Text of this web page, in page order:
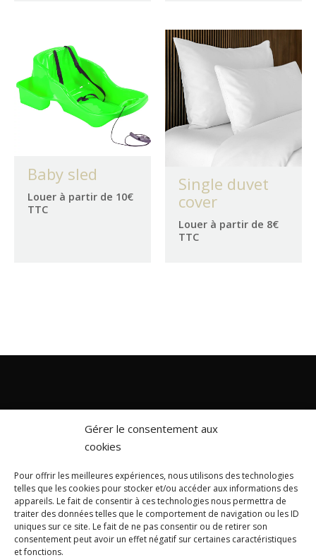
Gérer le consentement aux
cookies
Pour offrir les meilleures expériences, nous utilisons des technologies
telles que les cookies pour stocker et/ou accéder aux informations des
appareils. Le fait de consentir à ces technologies nous permettra de
traiter des données telles que le comportement de navigation ou les ID
uniques sur ce site. Le fait de ne pas consentir ou de retirer son
consentement peut avoir un effet négatif sur certaines caractéristiques
et fonctions.
Baby sled
Louer à partir de 10€
TTC
Single duvet
cover
Louer à partir de 8€
TTC
About us Caretaking for chalets